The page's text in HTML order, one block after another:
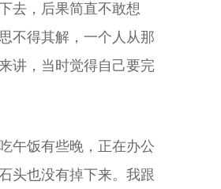
去，后果简直不敢想
不得其解，一个人从那
讲，当时觉得自己要完
午饭有些晚，正在办公
头也没有掉下来。我跟